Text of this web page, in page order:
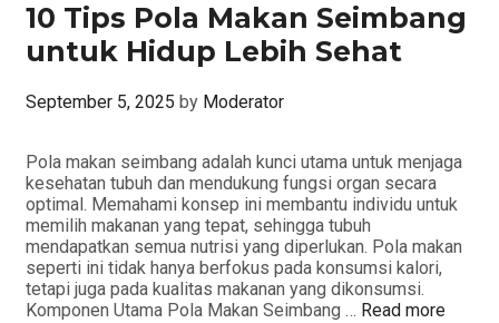
10 Tips Pola Makan Seimbang
untuk Hidup Lebih Sehat
September 5, 2025 by Moderator
Pola makan seimbang adalah kunci utama untuk menjaga
kesehatan tubuh dan mendukung fungsi organ secara
optimal. Memahami konsep ini membantu individu untuk
memilih makanan yang tepat, sehingga tubuh
mendapatkan semua nutrisi yang diperlukan. Pola makan
seperti ini tidak hanya berfokus pada konsumsi kalori,
tetapi juga pada kualitas makanan yang dikonsumsi.
Komponen Utama Pola Makan Seimbang … Read more